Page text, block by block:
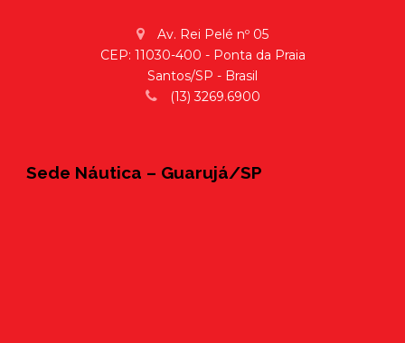
Av. Rei Pelé nº 05
CEP: 11030-400 - Ponta da Praia
Santos/SP - Brasil
(13) 3269.6900
Sede Náutica – Guarujá/SP